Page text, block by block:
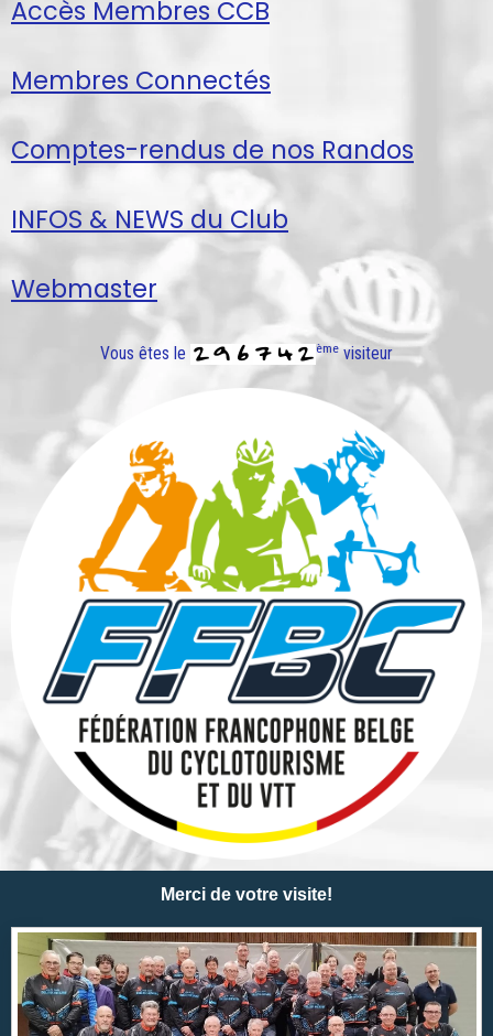
Accès Membres CCB
Membres Connectés
Comptes-rendus de nos Randos
INFOS & NEWS du Club
Webmaster
Vous êtes le ème visiteur
Merci de votre visite!